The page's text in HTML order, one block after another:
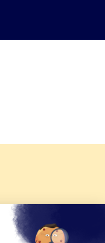
2026 de KTO